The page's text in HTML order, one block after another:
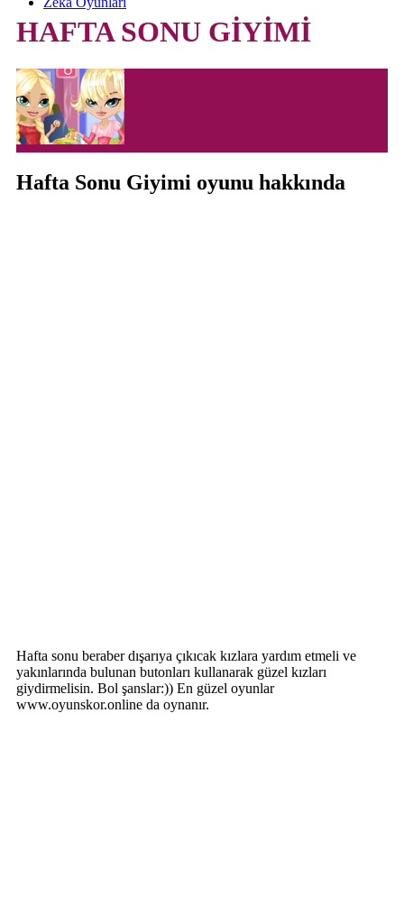
HAFTA SONU GİYİMİ
Hafta Sonu Giyimi oyunu hakkında
Hafta sonu beraber dışarıya çıkıcak kızlara yardım etmeli ve
yakınlarında bulunan butonları kullanarak güzel kızları
giydirmelisin. Bol şanslar:)) En güzel oyunlar
www.oyunskor.online da oynanır.